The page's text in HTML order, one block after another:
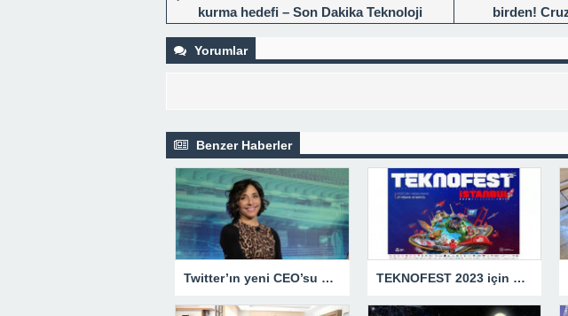
kurma hedefi – Son Dakika Teknoloji
birden!
Yorumlar
Benzer Haberler
Twitter’ın yeni CEO’su Linda Yaccarino oldu TEKNOFEST 2023 için geri sayım başladı – Teknoloji Haberleri